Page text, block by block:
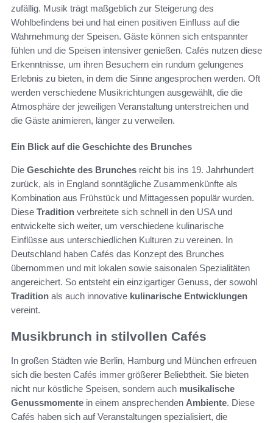
zufällig. Musik trägt maßgeblich zur Steigerung des
Wohlbefindens bei und hat einen positiven Einfluss auf die
Wahrnehmung der Speisen. Gäste können sich entspannter
fühlen und die Speisen intensiver genießen. Cafés nutzen diese
Erkenntnisse, um ihren Besuchern ein rundum gelungenes
Erlebnis zu bieten, in dem die Sinne angesprochen werden. Oft
werden verschiedene Musikrichtungen ausgewählt, die die
Atmosphäre der jeweiligen Veranstaltung unterstreichen und
die Gäste animieren, länger zu verweilen.
Ein Blick auf die Geschichte des Brunches
Die Geschichte des Brunches reicht bis ins 19. Jahrhundert
zurück, als in England sonntägliche Zusammenkünfte als
Kombination aus Frühstück und Mittagessen populär wurden.
Diese Tradition verbreitete sich schnell in den USA und
entwickelte sich weiter, um verschiedene kulinarische
Einflüsse aus unterschiedlichen Kulturen zu vereinen. In
Deutschland haben Cafés das Konzept des Brunches
übernommen und mit lokalen sowie saisonalen Spezialitäten
angereichert. So entsteht ein einzigartiger Genuss, der sowohl
Tradition als auch innovative kulinarische Entwicklungen
vereint.
Musikbrunch in stilvollen Cafés
In großen Städten wie Berlin, Hamburg und München erfreuen
sich die besten Cafés immer größerer Beliebtheit. Sie bieten
nicht nur köstliche Speisen, sondern auch musikalische
Genussmomente in einem ansprechenden Ambiente. Diese
Cafés haben sich auf Veranstaltungen spezialisiert, die